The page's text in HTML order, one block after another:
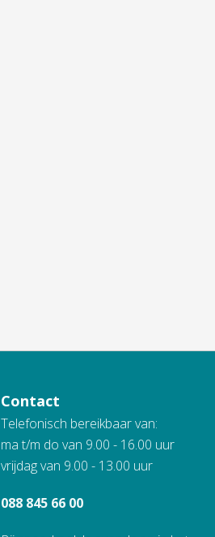
Contact
Telefonisch bereikbaar van:
ma t/m do van 9.00 - 16.00 uur
vrijdag van 9.00 - 13.00 uur
088 845 66 00